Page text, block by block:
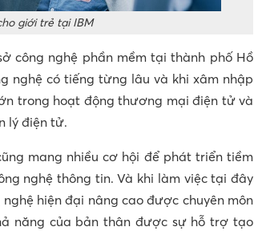
giới trẻ tại IBM
công nghệ phần mềm tại thành phố Hồ
nghệ có tiếng từng lâu và khi xâm nhập
trong hoạt động thương mại điện tử và
lý điện tử.
mang nhiều cơ hội để phát triển tiềm
nghệ thông tin. Và khi làm việc tại đây
hiện đại nâng cao được chuyên môn
năng của bản thân được sự hỗ trợ tạo